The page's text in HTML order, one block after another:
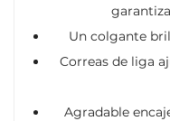
Un colgante
Correas de liga
Agradable